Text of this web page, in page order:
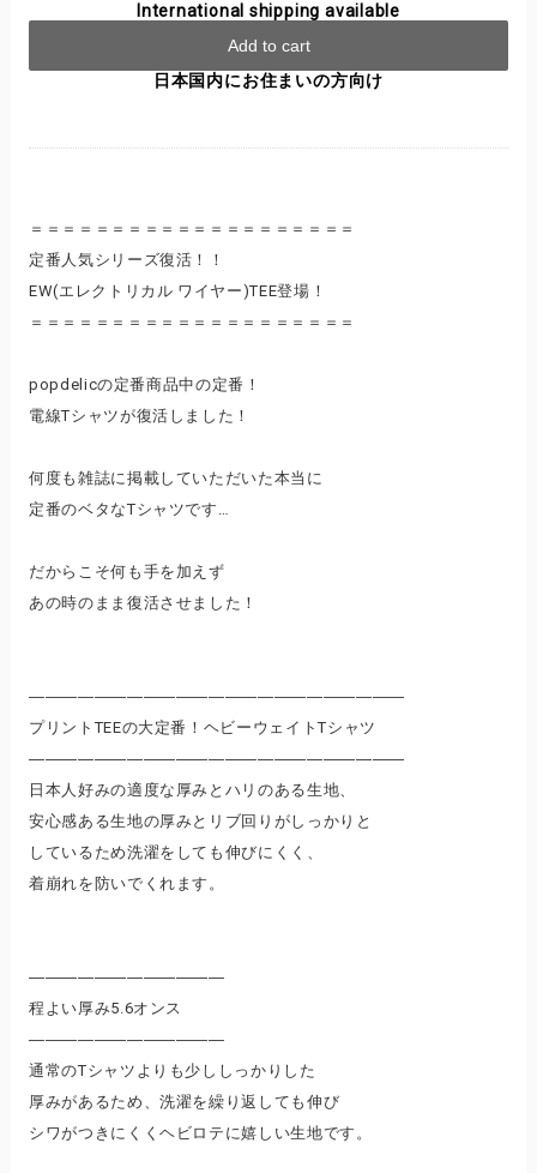
International shipping available
Add to cart
日本国内にお住まいの方向け
＝＝＝＝＝＝＝＝＝＝＝＝＝＝＝＝＝＝＝＝
定番人気シリーズ復活！！
EW(エレクトリカル ワイヤー)TEE登場！
＝＝＝＝＝＝＝＝＝＝＝＝＝＝＝＝＝＝＝＝
popdelicの定番商品中の定番！
電線Tシャツが復活しました！
何度も雑誌に掲載していただいた本当に
定番のベタなTシャツです…
だからこそ何も手を加えず
あの時のまま復活させました！
―――――――――――――――――――――――
プリントTEEの大定番！ヘビーウェイトTシャツ
―――――――――――――――――――――――
日本人好みの適度な厚みとハリのある生地、
安心感ある生地の厚みとリブ回りがしっかりと
しているため洗濯をしても伸びにくく、
着崩れを防いでくれます。
――――――――――――
程よい厚み5.6オンス
――――――――――――
通常のTシャツよりも少ししっかりした
厚みがあるため、洗濯を繰り返しても伸び
シワがつきにくくヘビロテに嬉しい生地です。